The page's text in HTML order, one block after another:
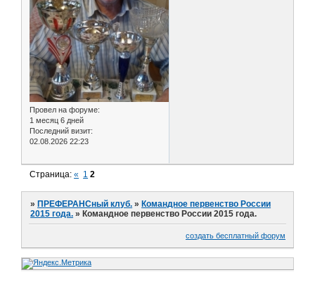
Провел на форуме:
1 месяц 6 дней
Последний визит:
02.08.2026 22:23
Страница:« 1 2
»ПРЕФЕРАНСный клуб. »Командное первенство России
2015 года. »Командное первенство России 2015 года.
создать бесплатный форум